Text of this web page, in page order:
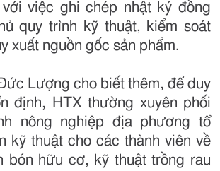
việc ghi chép nhật ký đồng
quy trình kỹ thuật, kiểm soát
xuất nguồn gốc sản phẩm.
Lượng cho biết thêm, để duy
định, HTX thường xuyên phối
nông nghiệp địa phương tổ
kỹ thuật cho các thành viên về
bón hữu cơ, kỹ thuật trồng rau